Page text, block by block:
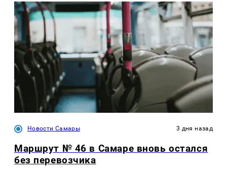
Новости Самары 3 дня назад
Маршрут № 46 в Самаре вновь остался
без перевозчика